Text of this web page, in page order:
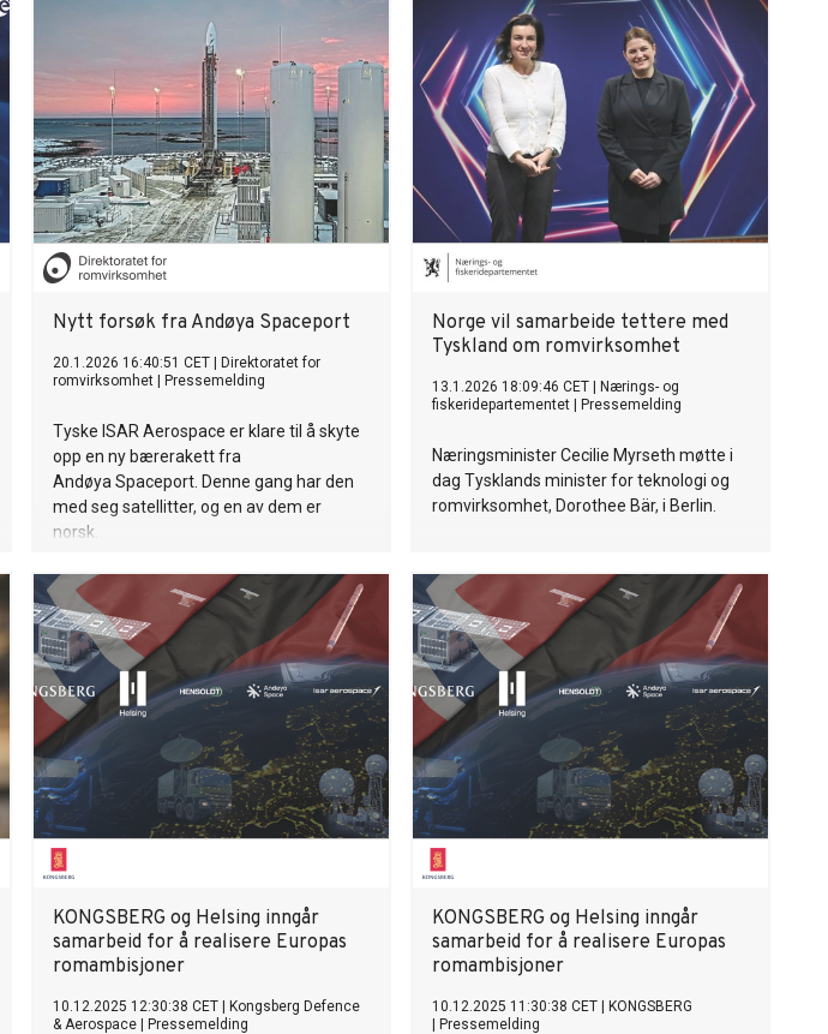
Nytt forsøk fra Andøya Spaceport
20.1.2026 16:40:51 CET
Direktoratet for
romvirksomhet
Pressemelding
Tyske ISAR Aerospace er klare til å skyte
opp en ny bærerakett fra
Andøya Spaceport. Denne gang har den
med seg satellitter, og en av dem er
norsk.
Norge vil samarbeide tettere med
Tyskland om romvirksomhet
13.1.2026 18:09:46 CET
Nærings- og
fiskeridepartementet
Pressemelding
Næringsminister Cecilie Myrseth møtte i
dag Tysklands minister for teknologi og
romvirksomhet, Dorothee Bär, i Berlin.
KONGSBERG og Helsing inngår
samarbeid for å realisere Europas
romambisjoner
10.12.2025 12:30:38 CET
Kongsberg Defence
& Aerospace
Pressemelding
KONGSBERG og Helsing inngår
samarbeid for å realisere Europas
romambisjoner
10.12.2025 11:30:38 CET
KONGSBERG
Pressemelding